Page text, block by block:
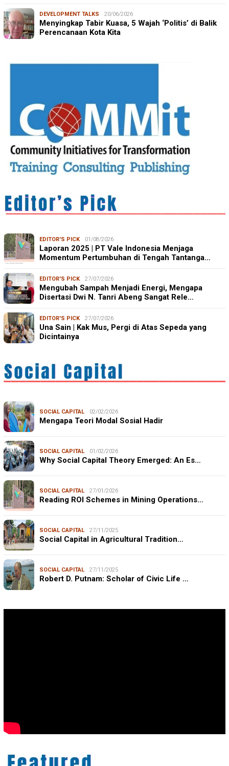
DEVELOPMENT TALKS 20/06/2026
Menyingkap Tabir Kuasa, 5 Wajah ‘Politis’ di Balik
Perencanaan Kota Kita
EDITOR'S PICK 01/08/2026
Laporan 2025 | PT Vale Indonesia Menjaga
Momentum Pertumbuhan di Tengah Tantanga…
EDITOR'S PICK 27/07/2026
Mengubah Sampah Menjadi Energi, Mengapa
Disertasi Dwi N. Tanri Abeng Sangat Rele…
EDITOR'S PICK 27/07/2026
Una Sain | Kak Mus, Pergi di Atas Sepeda yang
Dicintainya
SOCIAL CAPITAL 02/02/2026
Mengapa Teori Modal Sosial Hadir
SOCIAL CAPITAL 01/02/2026
Why Social Capital Theory Emerged: An Es…
SOCIAL CAPITAL 27/01/2026
Reading ROI Schemes in Mining Operations…
SOCIAL CAPITAL 27/11/2025
Social Capital in Agricultural Tradition…
SOCIAL CAPITAL 27/11/2025
Robert D. Putnam: Scholar of Civic Life …